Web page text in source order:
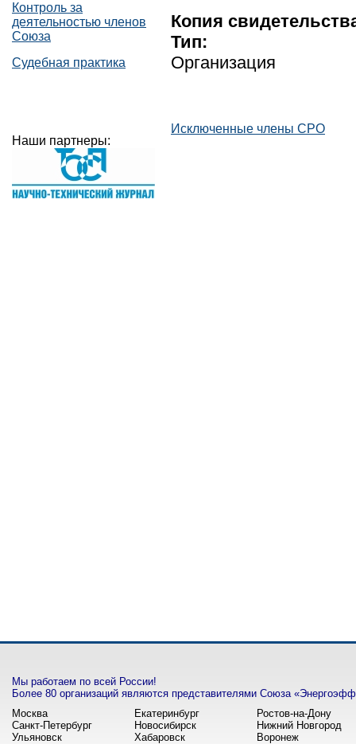
Контроль за
деятельностью членов
Союза
Судебная практика
Наши партнеры:
Копия
Тип:
Организация
Исключенные члены СРО
Мы работаем по всей России!
Более 80 организаций являются представителями Союза
Москва
Екатеринбург
Ростов-на-Дону
Санкт-Петербург
Новосибирск
Нижний Новгород
Ульяновск
Хабаровск Воронеж